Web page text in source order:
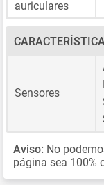
auriculares
Sensores
Aviso: No
página sea 100%